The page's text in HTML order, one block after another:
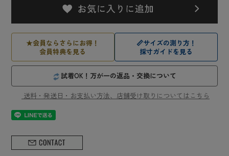
★会員ならさらにお得！
会員特典を見る
📏サイズの測り方！
採寸ガイドを見る
試着OK！万が一の返品・交換について
送料・発送日・お支払い方法、店舗受け取りについてはこちら